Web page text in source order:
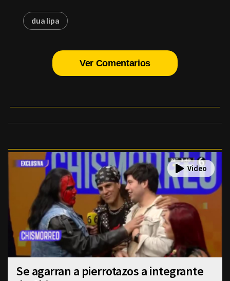
dua lipa
Ver Comentarios
Se agarran a pierrotazos a integrante